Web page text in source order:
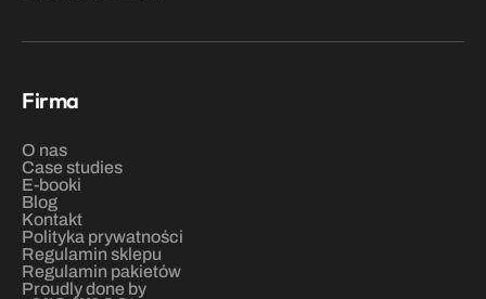
Firma
O nas
Case studies
E-booki
Blog
Kontakt
Polityka prywatności
Regulamin sklepu
Regulamin pakietów
Proudly done by